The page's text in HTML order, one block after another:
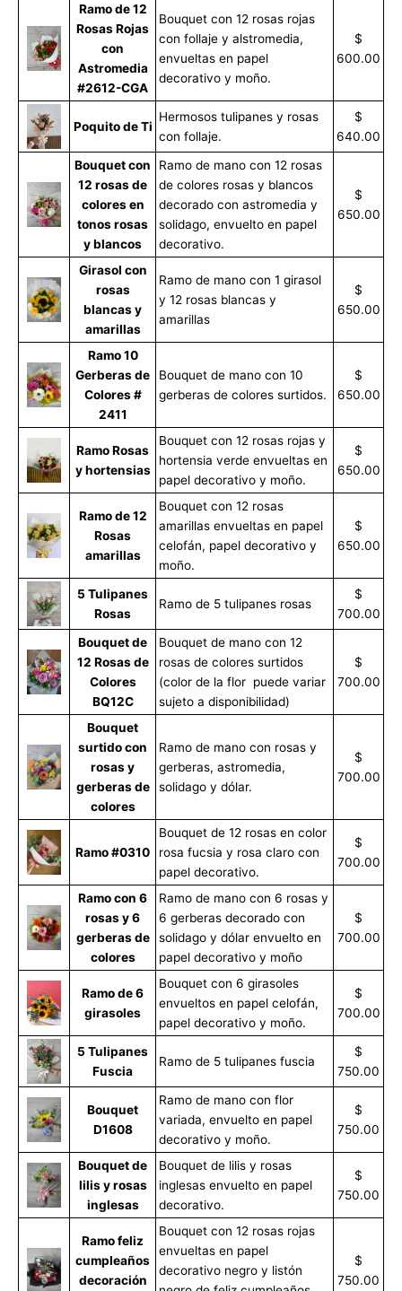
Ramo de 12
Rosas Rojas
con
Astromedia
#2612-CGA
Bouquet con 12 rosas rojas
con follaje y alstromedia,
envueltas en papel
decorativo y moño.
$
600.00
Poquito de Ti
Hermosos tulipanes y rosas
con follaje.
$
640.00
Bouquet con
12 rosas de
colores en
tonos rosas
y blancos
Ramo de mano con 12 rosas
de colores rosas y blancos
decorado con astromedia y
solidago, envuelto en papel
decorativo.
$
650.00
Girasol con
rosas
blancas y
amarillas
Ramo de mano con 1 girasol
y 12 rosas blancas y
amarillas
$
650.00
Ramo 10
Gerberas de
Colores #
2411
Bouquet de mano con 10
gerberas de colores surtidos.
$
650.00
Ramo Rosas
y hortensias
Bouquet con 12 rosas rojas y
hortensia verde envueltas en
papel decorativo y moño.
$
650.00
Ramo de 12
Rosas
amarillas
Bouquet con 12 rosas
amarillas envueltas en papel
celofán, papel decorativo y
moño.
$
650.00
5 Tulipanes
Rosas
Ramo de 5 tulipanes rosas
$
700.00
Bouquet de
12 Rosas de
Colores
BQ12C
Bouquet de mano con 12
rosas de colores surtidos
(color de la flor puede variar
sujeto a disponibilidad)
$
700.00
Bouquet
surtido con
rosas y
gerberas de
colores
Ramo de mano con rosas y
gerberas, astromedia,
solidago y dólar.
$
700.00
Ramo #0310
Bouquet de 12 rosas en color
rosa fucsia y rosa claro con
papel decorativo.
$
700.00
Ramo con 6
rosas y 6
gerberas de
colores
Ramo de mano con 6 rosas y
6 gerberas decorado con
solidago y dólar envuelto en
papel decorativo y moño
$
700.00
Ramo de 6
girasoles
Bouquet con 6 girasoles
envueltos en papel celofán,
papel decorativo y moño.
$
700.00
5 Tulipanes
Fuscia
Ramo de 5 tulipanes fuscia
$
750.00
Bouquet
D1608
Ramo de mano con flor
variada, envuelto en papel
decorativo y moño.
$
750.00
Bouquet de
lilis y rosas
inglesas
Bouquet de lilis y rosas
inglesas envuelto en papel
decorativo.
$
750.00
Ramo feliz
cumpleaños
decoración
Bouquet con 12 rosas rojas
envueltas en papel
decorativo negro y listón
$
750.00